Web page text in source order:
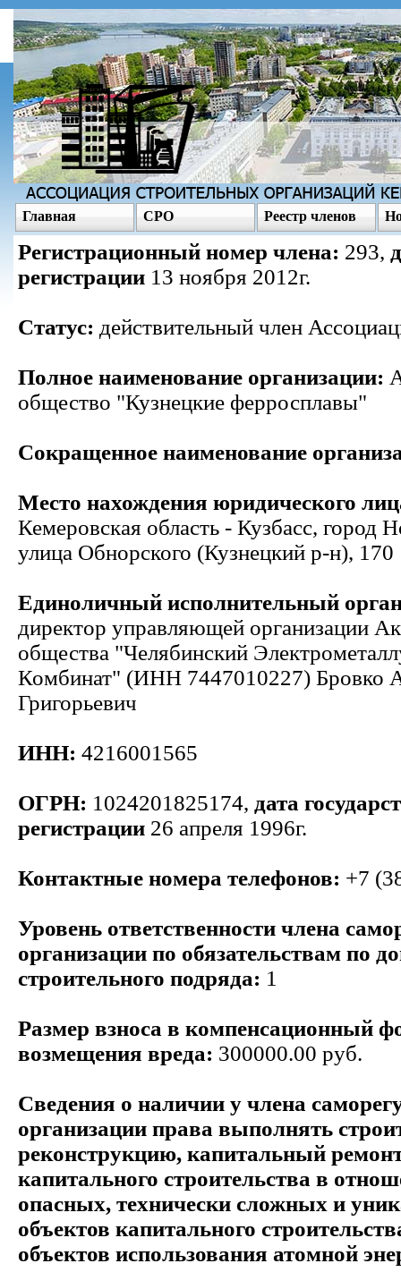
Главная СРО Реестр членов
Регистрационный номер члена: 293,
регистрации 13 ноября 2012г.
Статус: действительный член
Полное наименование организации:
общество "Кузнецкие ферросплавы"
Сокращенное наименование
Место нахождения юридического
Кемеровская область - Кузбасс, город
улица Обнорского (Кузнецкий р-н), 170
Единоличный исполнительный
директор управляющей организации
общества "Челябинский
Комбинат" (ИНН 7447010227) Бровко
Григорьевич
ИНН: 4216001565
ОГРН: 1024201825174, дата
регистрации 26 апреля 1996г.
Контактные номера телефонов: +7
Уровень ответственности члена
организации по обязательствам по
строительного подряда: 1
Размер взноса в компенсационный
возмещения вреда: 300000.00 руб.
Сведения о наличии у члена
организации права выполнять
реконструкцию, капитальный
капитального строительства в
опасных, технически сложных и
объектов капитального
объектов использования атомной